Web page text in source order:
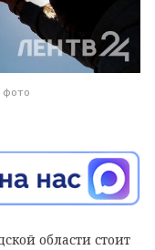
фото
области стоит